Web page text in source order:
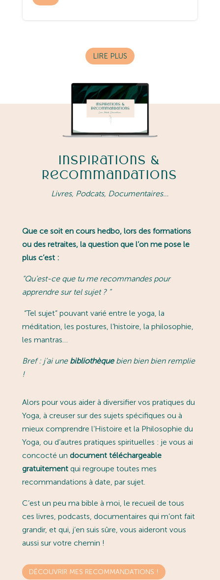
LIRE PLUS
Inspirations &
Recommandations
Livres, Podcats, Documentaires…
Que ce soit en cours hedbo, lors des formations
ou des retraites, la question que l’on me pose le
plus c’est :
“Qu’est-ce que tu me recommandes pour
apprendre sur tel sujet ? ”
“Tel sujet” pouvant varié entre le yoga, la
méditation, les postures, l’histoire, la philosophie,
les mantras…
Bref : j’ai une bibliothèquebien bien bien remplie
!
Alors pour vous aider à diversifier vos pratiques du
Yoga, à creuser sur des sujets spécifiques ou à
mieux comprendre l’Histoire et la Philosophie du
Yoga, ou d’autres pratiques spirituelles : je vous ai
concocté un document téléchargeable
gratuitementqui regroupe toutes mes
recommandations à date, par sujet.
C’est un peu ma bible à moi, le recueil de tous
ces livres, podcasts, documentaires qui m’ont fait
grandir, et qui, j’en suis sûre, vous aideront vous
aussi sur votre chemin !
DÉCOUVRIR MES RECOMMANDATIONS !